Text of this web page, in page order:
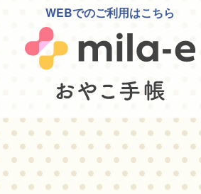
WEBでのご利用はこちら